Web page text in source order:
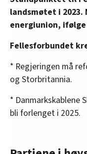
* Det tok hele ti
tredje
landsmøtet i 2023.
energiunion,
Fellesforbundet
* Regjeringen må
og Storbritannia.
* Danmarkskablene
bli forlenget i 2025.